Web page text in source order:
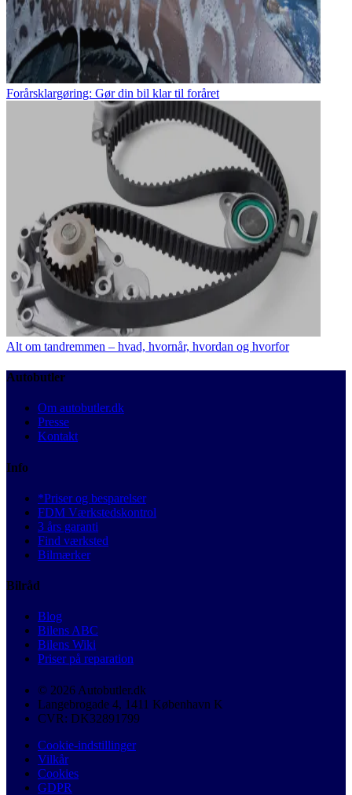
Forårsklargøring: Gør din bil klar til foråret
Alt om tandremmen – hvad, hvornår, hvordan og hvorfor
Autobutler
Om autobutler.dk
Presse
Kontakt
Info
*Priser og besparelser
FDM Værkstedskontrol
3 års garanti
Find værksted
Bilmærker
Bilråd
Blog
Bilens ABC
Bilens Wiki
Priser på reparation
© 2026 Autobutler.dk
Langebrogade 4, 1411 København K
CVR: DK32891799
Cookie-indstillinger
Vilkår
Cookies
GDPR